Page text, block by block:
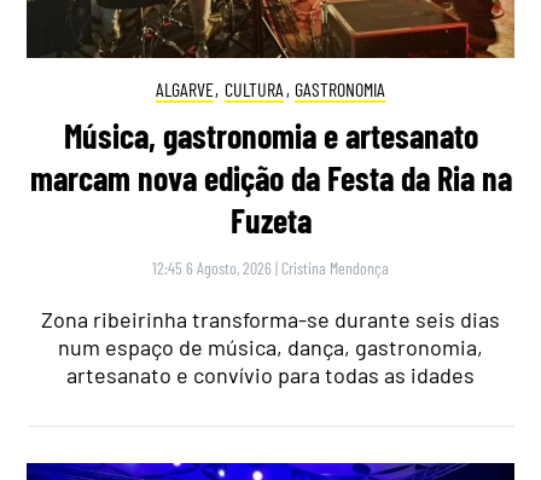
ALGARVE, CULTURA , GASTRONOMIA
Música, gastronomia e artesanato
marcam nova edição da Festa da Ria na
Fuzeta
12:45 6 Agosto, 2026 | Cristina Mendonça
Zona ribeirinha transforma-se durante seis dias
num espaço de música, dança, gastronomia,
artesanato e convívio para todas as idades